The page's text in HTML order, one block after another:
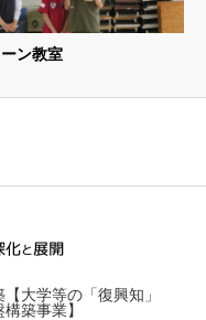
ーン教室
大学等の「復興知」
築事業】